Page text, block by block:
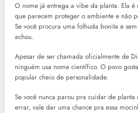
O nome já entrega a vibe da planta. Ela é
que parecem proteger o ambiente e não
Se você procura uma folhuda bonita e
achou.
Apesar de ser chamada oficialmente de
ninguém usa nome científico. O povo
popular cheio de personalidade.
Se você nunca parou pra cuidar de
errar, vale dar uma chance pra essa